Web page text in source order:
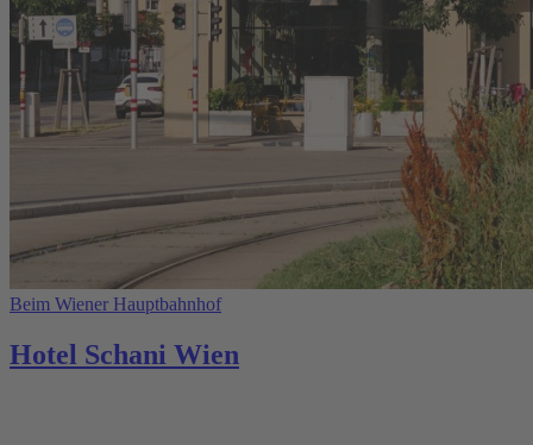
Beim Wiener Hauptbahnhof
Hotel Schani Wien